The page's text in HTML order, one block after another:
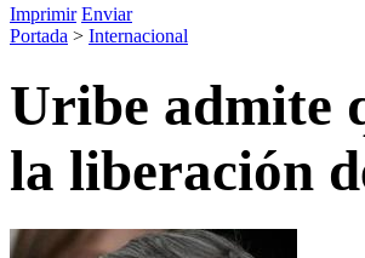
Imprimir Enviar
Portada > Internacional
Uribe admite
la liberación